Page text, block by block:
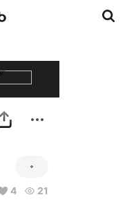
4 21